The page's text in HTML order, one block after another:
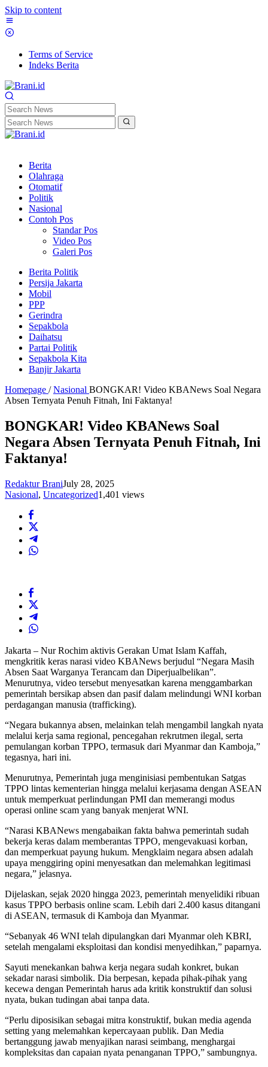
Skip to content
Terms of Service
Indeks Berita
Berita
Olahraga
Otomatif
Politik
Nasional
Contoh Pos
Standar Pos
Video Pos
Galeri Pos
Berita Politik
Persija Jakarta
Mobil
PPP
Gerindra
Sepakbola
Daihatsu
Partai Politik
Sepakbola Kita
Banjir Jakarta
Homepage / Nasional BONGKAR! Video KBANews Soal Negara
Absen Ternyata Penuh Fitnah, Ini Faktanya!
BONGKAR! Video KBANews Soal
Negara Absen Ternyata Penuh Fitnah, Ini
Faktanya!
Redaktur BraniJuly 28, 2025
Nasional, Uncategorized1,401 views
Jakarta – Nur Rochim aktivis Gerakan Umat Islam Kaffah,
mengkritik keras narasi video KBANews berjudul “Negara Masih
Absen Saat Warganya Terancam dan Diperjualbelikan”.
Menurutnya, video tersebut menyesatkan karena menggambarkan
pemerintah bersikap absen dan pasif dalam melindungi WNI korban
perdagangan manusia (trafficking).
“Negara bukannya absen, melainkan telah mengambil langkah nyata
melalui kerja sama regional, pencegahan rekrutmen ilegal, serta
pemulangan korban TPPO, termasuk dari Myanmar dan Kamboja,”
tegasnya, hari ini.
Menurutnya, Pemerintah juga menginisiasi pembentukan Satgas
TPPO lintas kementerian hingga melalui kerjasama dengan ASEAN
untuk memperkuat perlindungan PMI dan memerangi modus
operasi online scam yang banyak menjerat WNI.
“Narasi KBANews mengabaikan fakta bahwa pemerintah sudah
bekerja keras dalam memberantas TPPO, mengevakuasi korban,
dan memperkuat payung hukum. Mengklaim negara absen adalah
upaya menggiring opini menyesatkan dan melemahkan legitimasi
negara,” jelasnya.
Dijelaskan, sejak 2020 hingga 2023, pemerintah menyelidiki ribuan
kasus TPPO berbasis online scam. Lebih dari 2.400 kasus ditangani
di ASEAN, termasuk di Kamboja dan Myanmar.
“Sebanyak 46 WNI telah dipulangkan dari Myanmar oleh KBRI,
setelah mengalami eksploitasi dan kondisi menyedihkan,” paparnya.
Sayuti menekankan bahwa kerja negara sudah konkret, bukan
sekadar narasi simbolik. Dia berpesan, kepada pihak-pihak yang
kecewa dengan Pemerintah harus ada kritik konstruktif dan solusi
nyata, bukan tudingan abai tanpa data.
“Perlu diposisikan sebagai mitra konstruktif, bukan media agenda
setting yang melemahkan kepercayaan publik. Dan Media
bertanggung jawab menyajikan narasi seimbang, menghargai
kompleksitas dan capaian nyata penanganan TPPO,” sambungnya.